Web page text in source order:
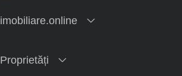
imobiliare.online
Proprietăți